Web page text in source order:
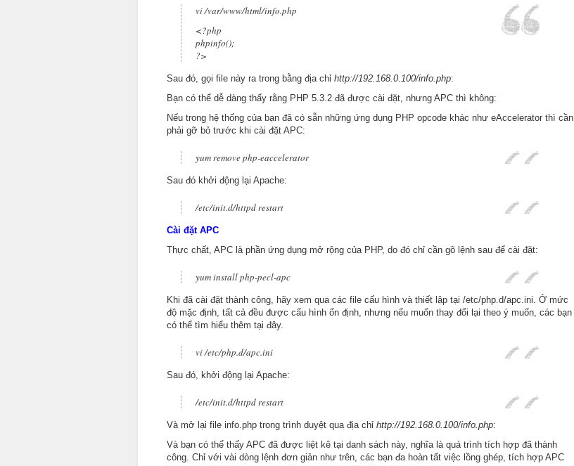
vi /var/www/html/info.php
<?php
phpinfo();
?>
Sau đó, gọi file này ra trong bằng địa chỉ http://192.168.0.100/info.php:
Bạn có thể dễ dàng thấy rằng PHP 5.3.2 đã được cài đặt, nhưng APC thì không:
Nếu trong hệ thống của bạn đã có sẵn những ứng dụng PHP opcode khác như eAccelerator thì cần
phải gỡ bỏ trước khi cài đặt APC:
yum remove php-eaccelerator
Sau đó khởi động lại Apache:
/etc/init.d/httpd restart
Cài đặt APC
Thực chất, APC là phần ứng dụng mở rộng của PHP, do đó chỉ cần gõ lệnh sau để cài đặt:
yum install php-pecl-apc
Khi đã cài đặt thành công, hãy xem qua các file cấu hình và thiết lập tại /etc/php.d/apc.ini. Ở mức
độ mặc định, tất cả đều được cấu hình ổn định, nhưng nếu muốn thay đổi lại theo ý muốn, các bạn
có thể tìm hiểu thêm tại đây.
vi /etc/php.d/apc.ini
Sau đó, khởi động lại Apache:
/etc/init.d/httpd restart
Và mở lại file info.php trong trình duyệt qua địa chỉ http://192.168.0.100/info.php:
Và bạn có thể thấy APC đã được liệt kê tại danh sách này, nghĩa là quá trình tích hợp đã thành
công. Chỉ với vài dòng lệnh đơn giản như trên, các bạn đa hoàn tất việc lồng ghép, tích hợp APC